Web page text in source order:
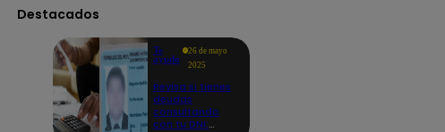
Destacados
Te
ayudo
26 de mayo
2025
Revisa si tienes
deudas
consultando
con tu DNI: